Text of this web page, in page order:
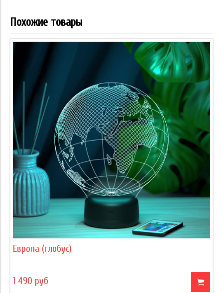
Похожие товары
Европа (глобус)
1 490 руб